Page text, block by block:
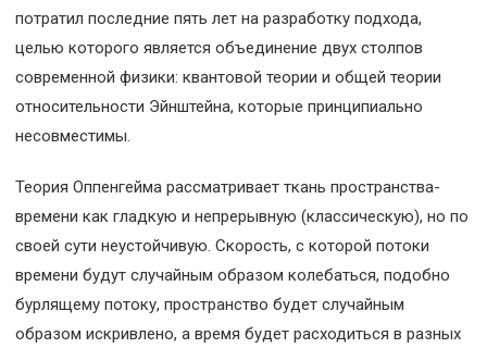
потратил последние пять лет на разработку подхода,
целью которого является объединение двух столпов
современной физики: квантовой теории и общей теории
относительности Эйнштейна, которые принципиально
несовместимы.
Теория Оппенгейма рассматривает ткань пространства-
времени как гладкую и непрерывную (классическую), но по
своей сути неустойчивую. Скорость, с которой потоки
времени будут случайным образом колебаться, подобно
бурлящему потоку, пространство будет случайным
образом искривлено, а время будет расходиться в разных